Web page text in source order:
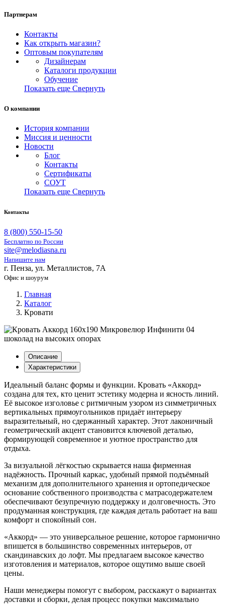
Партнерам
Контакты
Как открыть магазин?
Оптовым покупателям
Дизайнерам
Каталоги продукции
Обучение
Показать еще Свернуть
О компании
История компании
Миссия и ценности
Новости
Блог
Контакты
Сертификаты
СОУТ
Показать еще Свернуть
Контакты
8 (800) 550-15-50
Бесплатно по России
site@melodiasna.ru
Напишите нам
г. Пенза, ул. Металлистов, 7А
Офис и шоурум
Главная
Каталог
Кровати
Описание
Характеристики
Идеальный баланс формы и функции. Кровать «Аккорд»
создана для тех, кто ценит эстетику модерна и ясность линий.
Её высокое изголовье с ритмичным узором из симметричных
вертикальных прямоугольников придаёт интерьеру
выразительный, но сдержанный характер. Этот лаконичный
геометрический акцент становится ключевой деталью,
формирующей современное и уютное пространство для
отдыха.
За визуальной лёгкостью скрывается наша фирменная
надёжность. Прочный каркас, удобный прямой подъёмный
механизм для дополнительного хранения и ортопедическое
основание собственного производства с матрасодержателем
обеспечивают безупречную поддержку и долговечность. Это
продуманная конструкция, где каждая деталь работает на ваш
комфорт и спокойный сон.
«Аккорд» — это универсальное решение, которое гармонично
впишется в большинство современных интерьеров, от
скандинавских до лофт. Мы предлагаем высокое качество
изготовления и материалов, которое ощутимо выше своей
цены.
Наши менеджеры помогут с выбором, расскажут о вариантах
доставки и сборки, делая процесс покупки максимально